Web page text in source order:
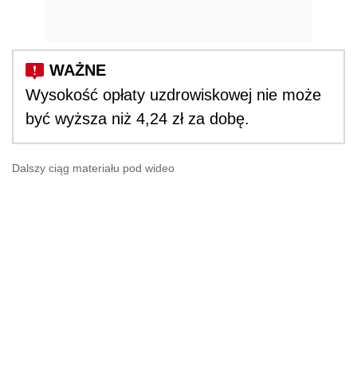
Wysokość opłaty uzdrowiskowej nie może
być wyższa niż 4,24 zł za dobę.
Dalszy ciąg materiału pod wideo